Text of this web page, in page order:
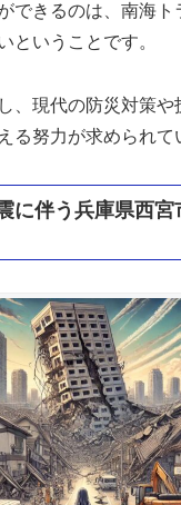
できるのは、南海ト
ということです。
、現代の防災対策や
る努力が求められて
に伴う兵庫県西宮